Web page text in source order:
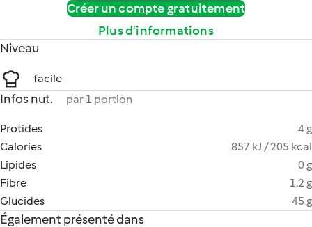
Créer un compte gratuitement
Plus d’informations
Niveau
facile
Infos nut. par 1 portion
Protides
4 g
Calories
857 kJ / 205 kcal
Lipides
0 g
Fibre
1.2 g
Glucides
45 g
Également présenté dans